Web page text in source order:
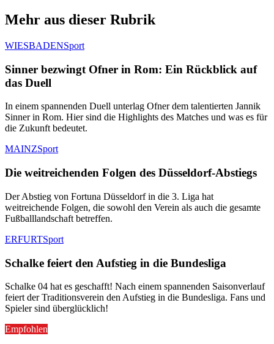
Mehr aus dieser Rubrik
WIESBADENSport
Sinner bezwingt Ofner in Rom: Ein Rückblick auf
das Duell
In einem spannenden Duell unterlag Ofner dem talentierten Jannik
Sinner in Rom. Hier sind die Highlights des Matches und was es für
die Zukunft bedeutet.
MAINZSport
Die weitreichenden Folgen des Düsseldorf-Abstiegs
Der Abstieg von Fortuna Düsseldorf in die 3. Liga hat
weitreichende Folgen, die sowohl den Verein als auch die gesamte
Fußballlandschaft betreffen.
ERFURTSport
Schalke feiert den Aufstieg in die Bundesliga
Schalke 04 hat es geschafft! Nach einem spannenden Saisonverlauf
feiert der Traditionsverein den Aufstieg in die Bundesliga. Fans und
Spieler sind überglücklich!
Empfohlen